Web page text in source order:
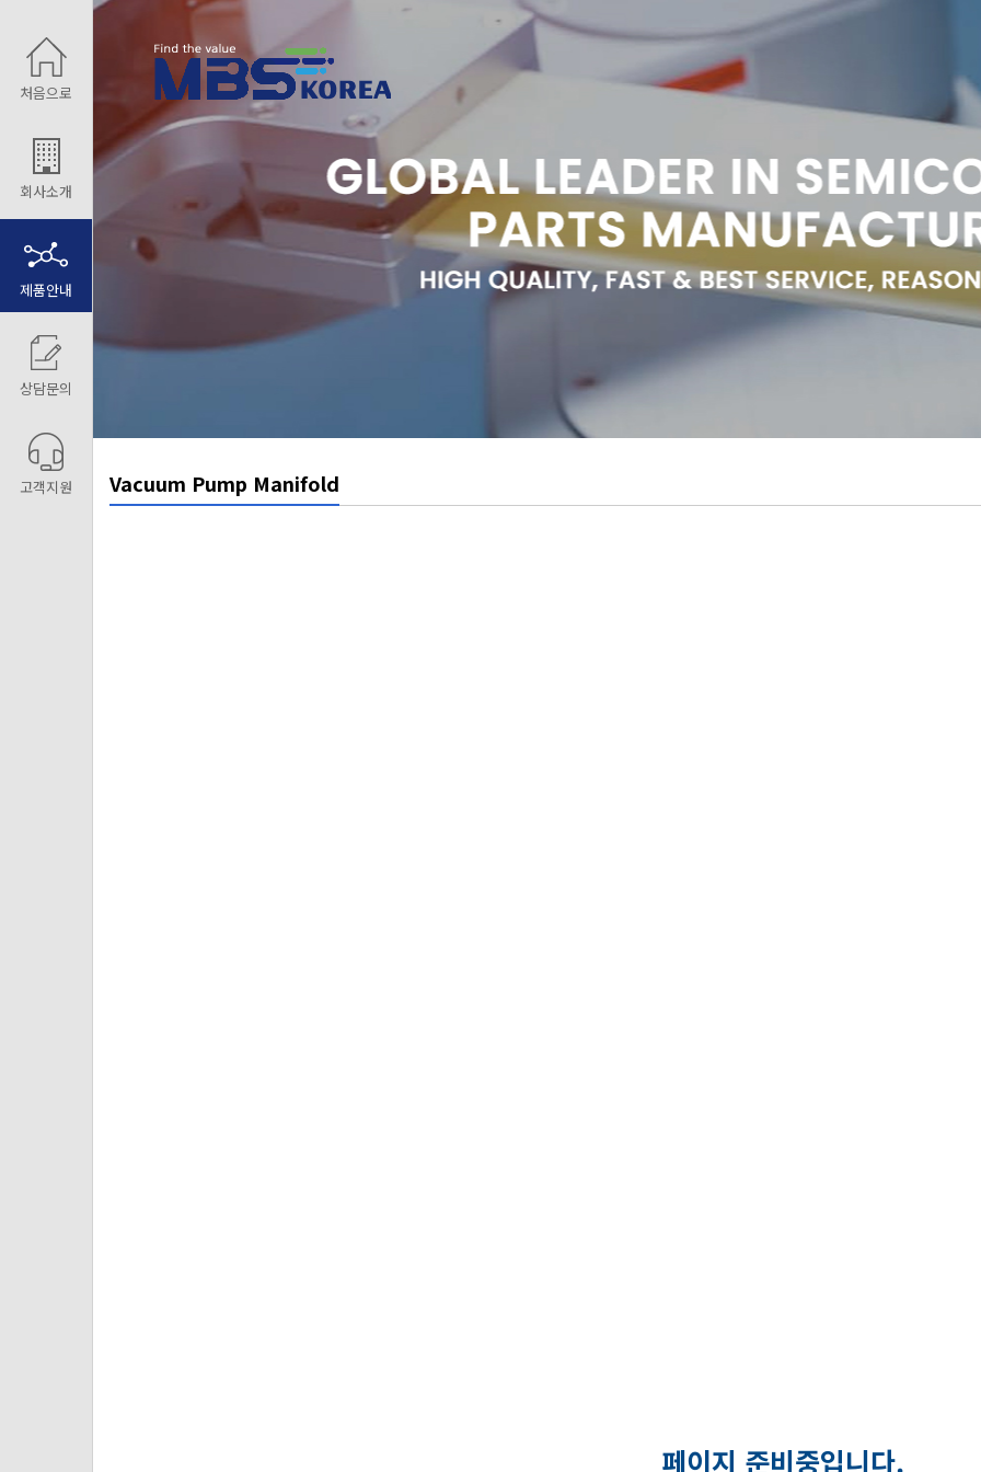
처음으로
회사소개
제품안내
상담문의
고객지원 Vacuum Pump Manifold
페이지 준비중입니다.